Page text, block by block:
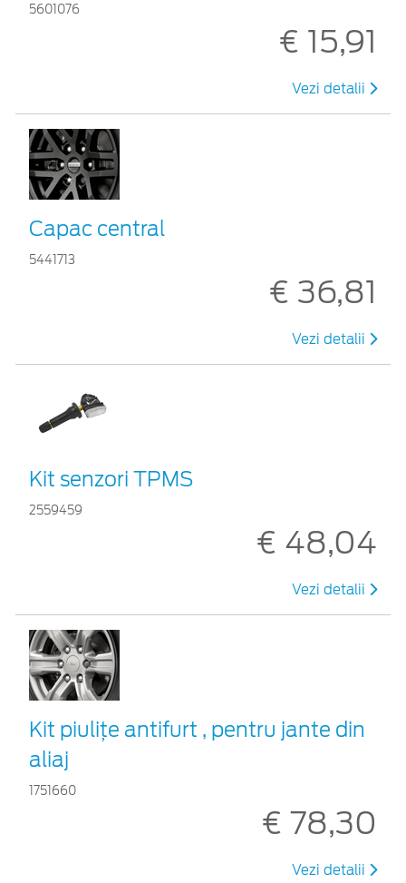
5601076
€ 15,91
Vezi detalii
Capac central
5441713
€ 36,81
Vezi detalii
Kit senzori TPMS
2559459
€ 48,04
Vezi detalii
Kit piuliţe antifurt , pentru jante din
aliaj
1751660
€ 78,30
Vezi detalii